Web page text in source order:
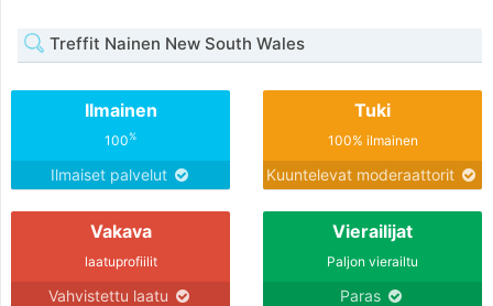
Treffit Nainen New South Wales
Ilmainen
100%
Ilmaiset palvelut
Tuki
100% ilmainen
Kuuntelevat moderaattorit
Vakava
laatuprofiilit
Vahvistettu laatu
Vierailijat
Paljon vierailtu
Paras